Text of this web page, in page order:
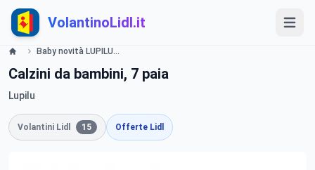
VolantinoLidl.it
Baby novità LUPILU Offerte valide da giovedì 20 giugno 2019 Lidl
Calzini da bambini, 7 paia
Lupilu
Volantini Lidl 15 Offerte Lidl